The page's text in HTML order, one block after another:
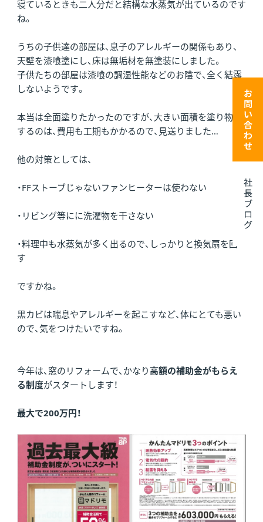
寝ているときも二人分だと結構な水蒸気が出ているのです
ね。
うちの子供達の部屋は、息子のアレルギーの関係もあり、
天壁を漆喰塗にし、床は無垢材を無塗装にしました。
子供たちの部屋は漆喰の調湿性能などのお陰で、全く結露
しないようです。
本当は全面塗りたかったのですが、大きい面積を塗り物に
するのは、費用も工期もかかるので、見送りました…
他の対策としては、
・FFストーブじゃないファンヒーターは使わない
・リビング等にに洗濯物を干さない
・料理中も水蒸気が多く出るので、しっかりと換気扇を回
す
ですかね。
黒カビは喘息やアレルギーを起こすなど、体にとても悪い
ので、気をつけたいですね。
今年は、窓のリフォームで、かなり 高額の補助金がもらえ
る制度がスタートします！
最大で200万円！